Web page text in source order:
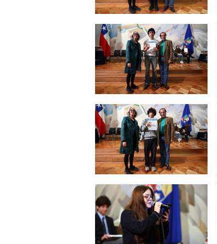
Zoom
Zoom
Zoom